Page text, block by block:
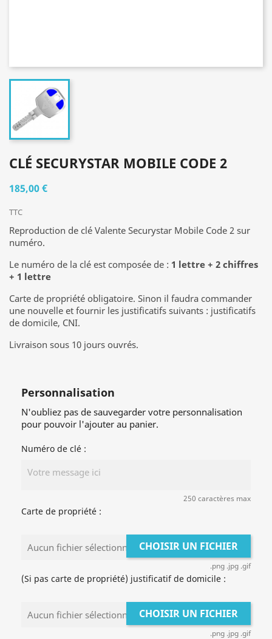
CLÉ SECURYSTAR MOBILE CODE 2
185,00 €
TTC
Reproduction de clé Valente Securystar Mobile Code 2 sur
numéro.
Le numéro de la clé est composée de : 1 lettre + 2 chiffres
+ 1 lettre
Carte de propriété obligatoire. Sinon il faudra commander
une nouvelle et fournir les justificatifs suivants : justificatifs
de domicile, CNI.
Livraison sous 10 jours ouvrés.
Personnalisation
N'oubliez pas de sauvegarder votre personnalisation
pour pouvoir l'ajouter au panier.
Numéro de clé :
250 caractères max
Carte de propriété :
Aucun fichier sélectionné CHOISIR UN FICHIER
.png .jpg .gif
(Si pas carte de propriété) justificatif de domicile :
Aucun fichier sélectionné CHOISIR UN FICHIER
.png .jpg .gif